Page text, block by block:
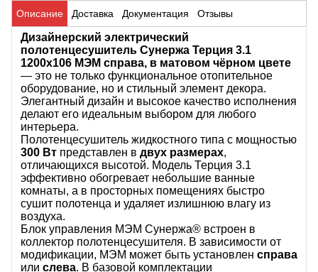
Описание Доставка Документация Отзывы
Дизайнерский электрический
полотенцесушитель Сунержа Терция 3.1
1200х106 МЭМ справа, в матовом чёрном цвете
— это не только функциональное отопительное
оборудование, но и стильный элемент декора.
Элегантный дизайн и высокое качество исполнения
делают его идеальным выбором для любого
интерьера.
Полотенцесушитель жидкостного типа с мощностью
300 Вт представлен в двух размерах,
отличающихся высотой. Модель Терция 3.1
эффективно обогревает небольшие ванные
комнаты, а в просторных помещениях быстро
сушит полотенца и удаляет излишнюю влагу из
воздуха.
Блок управления МЭМ Сунержа® встроен в
коллектор полотенцесушителя. В зависимости от
модификации, МЭМ может быть установлен справа
или слева. В базовой комплектации